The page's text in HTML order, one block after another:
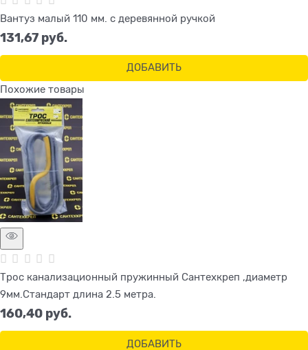
Вантуз малый 110 мм. с деревянной ручкой
131,67 руб.
ДОБАВИТЬ
Похожие товары
Трос канализационный пружинный Сантехкреп ,диаметр
9мм.Стандарт длина 2.5 метра.
160,40 руб.
ДОБАВИТЬ